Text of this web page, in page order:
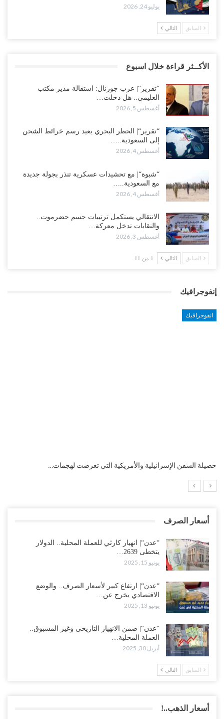
يوليو 24, 2026
السابق التالي
الأكــثر قراءة خلال اسبوع
“تقرير“| عرب جورنال: استقالة مدير مكتب
العليمي.. هل دخلت…
أغسطس 5, 2026
“تقرير“| الحظر البحري يعيد رسم خرائط الشحن
إلى السعودية..…
أغسطس 4, 2026
“شبوة“| مع تحشيدات عسكرية تنذر بجولة جديدة
مع السعودية..…
أغسطس 4, 2026
الانتقالي يستكمل ترتيبات حسم حضرموت..
والنقابات تدخل معركة…
أغسطس 3, 2026
السابق التالي 1 من 11
إنفوجرافيك
انفوجرافيك
التضخم السنوي لمنطقة اليورو.. “إنفوجرافيك“..!
أسعار الصرف
“عدن“| انهيار كارثي للعملة المحلية.. الدولار
يتخطى 2639…
يونيو 15, 2025
“عدن“| ارتفاع كبير لأسعار الصرف.. والوضع
الاقتصادي يخرج عن…
يونيو 13, 2025
“عدن“| ضمن الانهيار التاريخي وغير المسبوق..
العملة المحلية…
أبريل 30, 2025
السابق التالي
أسعار الذهب..!